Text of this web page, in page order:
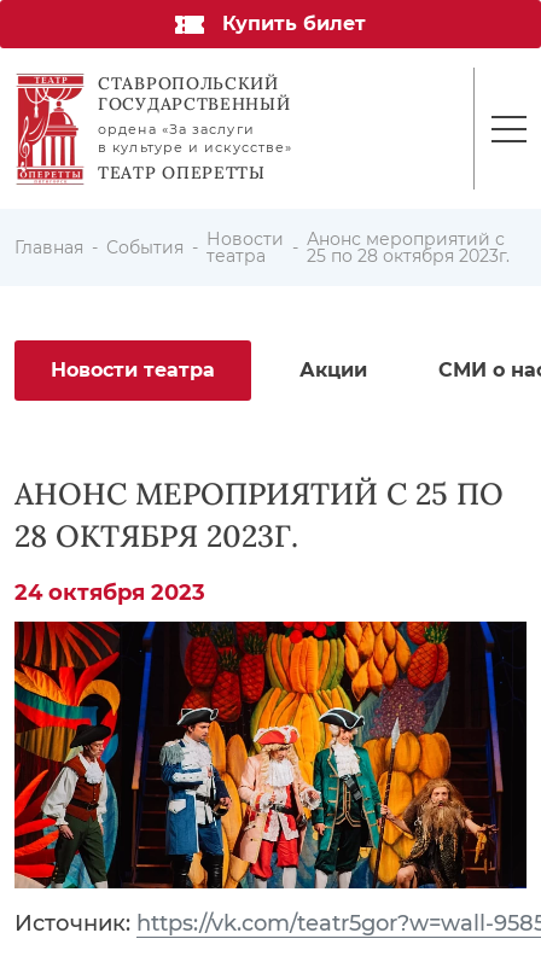
Купить билет
СТАВРОПОЛЬСКИЙ
ГОСУДАРСТВЕННЫЙ
ордена «За заслуги
в культуре и искусстве»
ТЕАТР ОПЕРЕТТЫ
Главная События Новости
театра
Анонс мероприятий с
25 по 28 октября 2023г.
Новости театра Акции СМИ о
АНОНС МЕРОПРИЯТИЙ С 25 ПО
28 ОКТЯБРЯ 2023Г.
24 октября 2023
Источник: https://vk.com/teatr5gor?w=wall-